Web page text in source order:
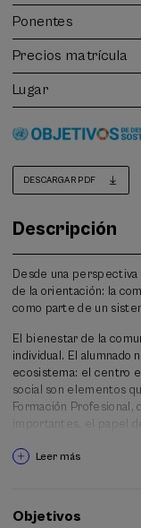
Ponentes
Precios matrícula
Lugar
DESCARGAR PDF
Descripción
Desde una perspectiva
de la orientación: la
como parte de un
El bienestar de la
individual. El alumnado
ecosistema: el centro
social son elementos
Formación Profesional,
importantes, el papel
es la persona, qué vive
Leer más
Objetivos